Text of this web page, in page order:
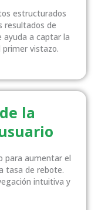
estructurados
resultados de
ayuda a captar la
primer vistazo.
la
para aumentar el
tasa de rebote.
intuitiva y